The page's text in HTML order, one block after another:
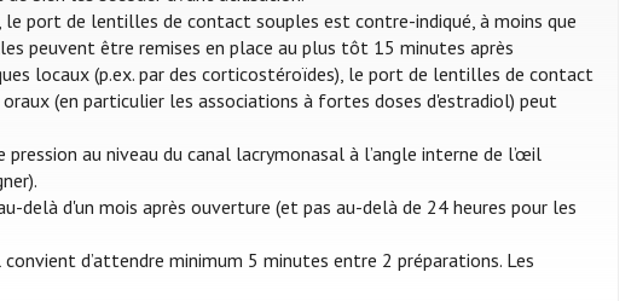
port de lentilles de contact souples est contre-indiqué, à moins que
peuvent être remises en place au plus tôt 15 minutes après
locaux (p.ex. par des corticostéroïdes), le port de lentilles de contact
(en particulier les associations à fortes doses d'estradiol) peut
au niveau du canal lacrymonasal à l’angle interne de l’œil
delà d'un mois après ouverture (et pas au-delà de 24 heures pour les
d’attendre minimum 5 minutes entre 2 préparations. Les